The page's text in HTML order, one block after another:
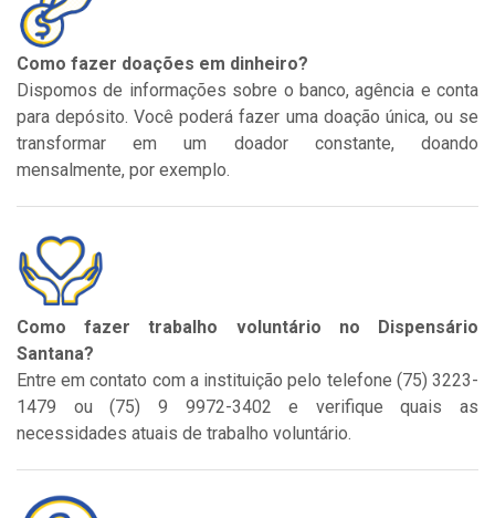
Como fazer doações em dinheiro?
Dispomos de informações sobre o banco, agência e conta
para depósito. Você poderá fazer uma doação única, ou se
transformar em um doador constante, doando
mensalmente, por exemplo.
Como fazer trabalho voluntário no Dispensário
Santana?
Entre em contato com a instituição pelo telefone (75) 3223-
1479 ou (75) 9 9972-3402 e verifique quais as
necessidades atuais de trabalho voluntário.